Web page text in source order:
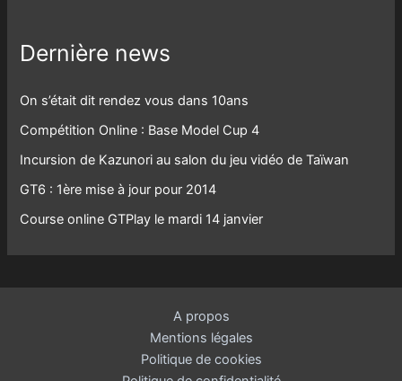
Dernière news
On s’était dit rendez vous dans 10ans
Compétition Online : Base Model Cup 4
Incursion de Kazunori au salon du jeu vidéo de Taïwan
GT6 : 1ère mise à jour pour 2014
Course online GTPlay le mardi 14 janvier
A propos
Mentions légales
Politique de cookies